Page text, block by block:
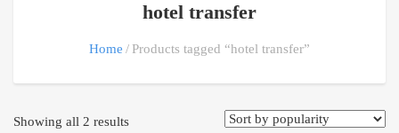
hotel transfer
Home Products tagged “hotel transfer”
Showing all 2 results